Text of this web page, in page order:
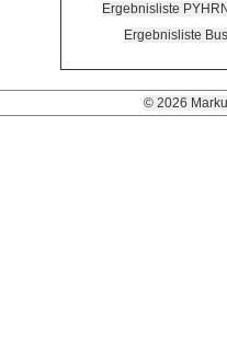
Ergebnisliste
Ergebnisliste
© 2026